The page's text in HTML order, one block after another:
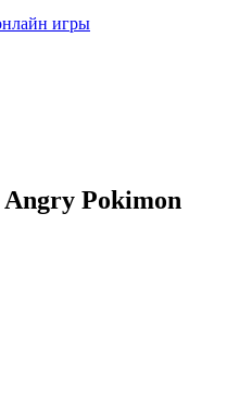
Pokimon